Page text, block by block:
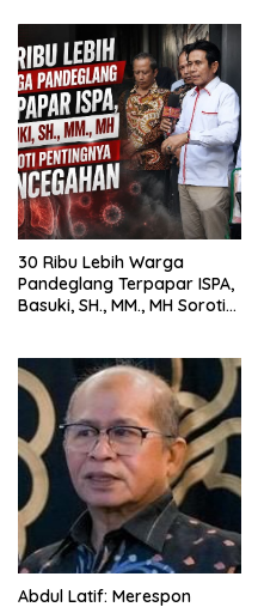
30 Ribu Lebih Warga
Pandeglang Terpapar ISPA,
Basuki, SH., MM., MH Soroti
Abdul Latif: Merespon